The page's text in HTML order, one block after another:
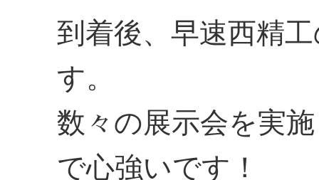
到着後、早速西精
す。
数々の展示会を実
で心強いです！